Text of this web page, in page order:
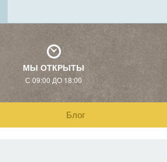
МЫ ОТКРЫТЫ
С 09:00 ДО 18:00
Блог